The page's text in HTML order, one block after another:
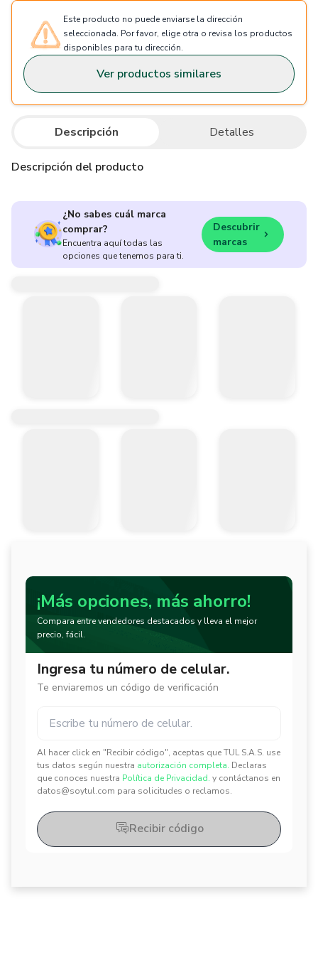
Este producto no puede enviarse la dirección
seleccionada. Por favor, elige otra o revisa los productos
disponibles para tu dirección.
Ver productos similares
Descripción Detalles
Descripción del producto
¿No sabes cuál marca
comprar?
Encuentra aquí todas las
opciones que tenemos para ti.
Descubrir
marcas
¡Más opciones, más ahorro!
Compara entre vendedores destacados y lleva el mejor
precio, fácil.
Ingresa tu número de celular.
Te enviaremos un código de verificación
Al hacer click en "Recibir código", aceptas que TUL S.A.S. use
tus datos según nuestra autorización completa. Declaras
que conoces nuestra Política de Privacidad. y contáctanos en
datos@soytul.com para solicitudes o reclamos.
✕
✕
Recibir código